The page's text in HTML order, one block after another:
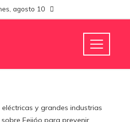
agosto 10
y grandes industrias
Feijóo para prevenir